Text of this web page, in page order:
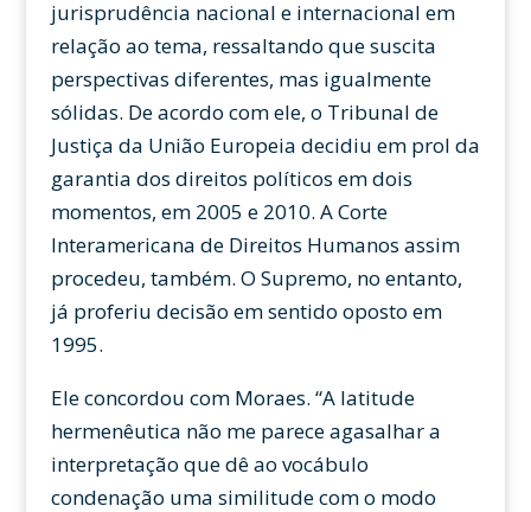
jurisprudência nacional e internacional em
relação ao tema, ressaltando que suscita
perspectivas diferentes, mas igualmente
sólidas. De acordo com ele, o Tribunal de
Justiça da União Europeia decidiu em prol da
garantia dos direitos políticos em dois
momentos, em 2005 e 2010. A Corte
Interamericana de Direitos Humanos assim
procedeu, também. O Supremo, no entanto,
já proferiu decisão em sentido oposto em
1995.
Ele concordou com Moraes. “A latitude
hermenêutica não me parece agasalhar a
interpretação que dê ao vocábulo
condenação uma similitude com o modo